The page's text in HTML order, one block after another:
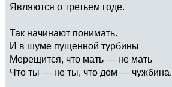
Являются о третьем годе.
Так начинают понимать.
И в шуме пущенной турбины
Мерещится, что мать — не мать
Что ты — не ты, что дом — чужбина.